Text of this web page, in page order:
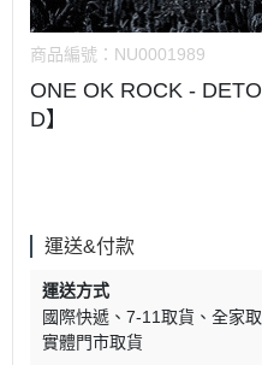
商品編號： NU0001989
ONE OK ROCK -
D】
運送&付款
運送方式
國際快遞
7-11取貨 全家
實體門市取貨